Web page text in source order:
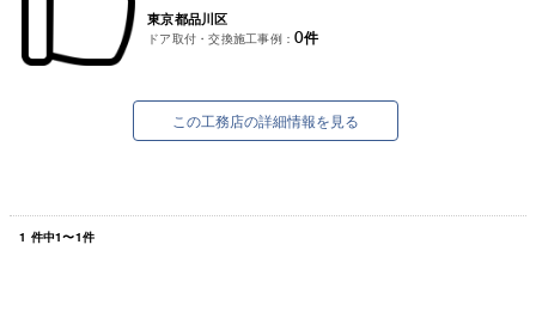
東京都品川区
ドア取付・交換施工事例： 0件
この工務店の詳細情報を見る
1 件中1〜1件